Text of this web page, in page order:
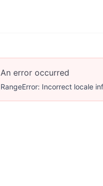
An error occurred
RangeError: Incorrect locale